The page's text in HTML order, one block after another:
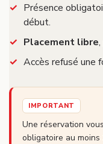
Présence
début.
Placement libre
Accès refusé une
IMPORTANT
Une réservation
obligatoire au moins